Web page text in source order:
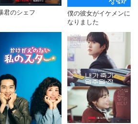
君のシェフ
僕の彼女がイケメンに
なりました